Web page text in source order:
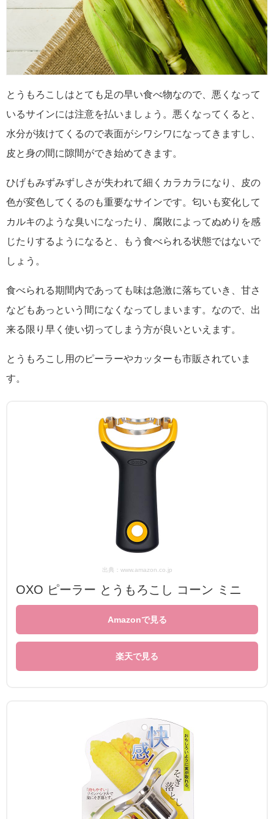
とうもろこしはとても足の早い食べ物なので、悪くなって
いるサインには注意を払いましょう。悪くなってくると、
水分が抜けてくるので表面がシワシワになってきますし、
皮と身の間に隙間ができ始めてきます。
ひげもみずみずしさが失われて細くカラカラになり、皮の
色が変色してくるのも重要なサインです。匂いも変化して
カルキのような臭いになったり、腐敗によってぬめりを感
じたりするようになると、もう食べられる状態ではないで
しょう。
食べられる期間内であっても味は急激に落ちていき、甘さ
などもあっという間になくなってしまいます。なので、出
来る限り早く使い切ってしまう方が良いといえます。
とうもろこし用のピーラーやカッターも市販されていま
す。
出典：www.amazon.co.jp
OXO ピーラー とうもろこし コーン ミニ
Amazonで見る
楽天で見る